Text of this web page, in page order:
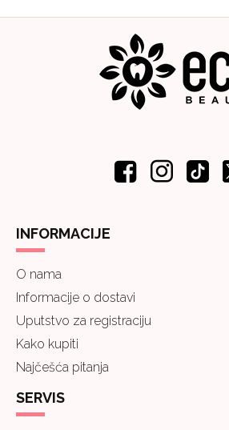
INFORMACIJE
O nama
Informacije o dostavi
Uputstvo za registraciju
Kako kupiti
Najčešća pitanja
SERVIS